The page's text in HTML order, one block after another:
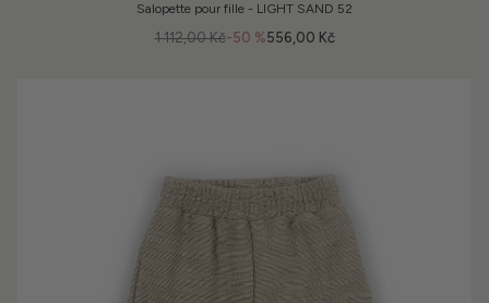
Salopette pour fille - LIGHT SAND 52
-50 %
1 112,00 Kč 556,00 Kč